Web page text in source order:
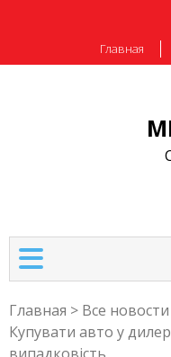
Главная
Главная > Все новости
Купувати авто у